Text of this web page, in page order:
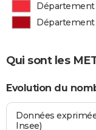
Département
Département
Qui sont les
Evolution du
Données
Insee)